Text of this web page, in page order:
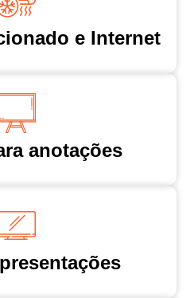
e Internet
anotações